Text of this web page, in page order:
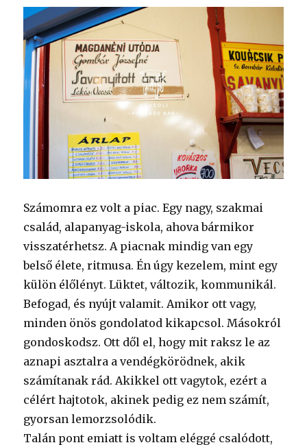
Számomra ez volt a piac. Egy nagy, szakmai
család, alapanyag-iskola, ahova bármikor
visszatérhetsz. A piacnak mindig van egy
belső élete, ritmusa. Én úgy kezelem, mint egy
külön élőlényt. Lüktet, változik, kommunikál.
Befogad, és nyújt valamit. Amikor ott vagy,
minden önös gondolatod kikapcsol. Másokról
gondoskodsz. Ott dől el, hogy mit raksz le az
aznapi asztalra a vendégkörödnek, akik
számítanak rád. Akikkel ott vagytok, ezért a
célért hajtotok, akinek pedig ez nem számít,
gyorsan lemorzsolódik.
Talán pont emiatt is voltam eléggé csalódott,